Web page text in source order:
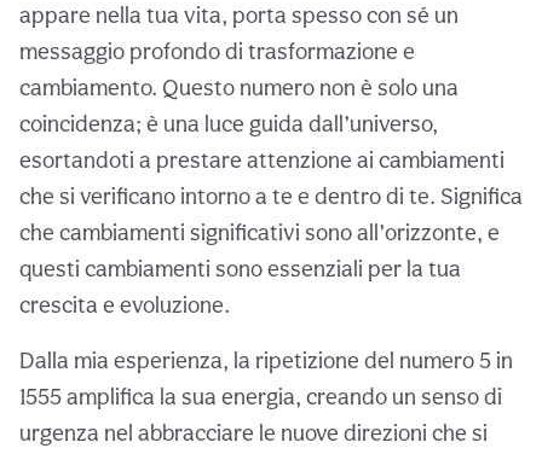
appare nella tua vita, porta spesso con sé un
messaggio profondo di trasformazione e
cambiamento. Questo numero non è solo una
coincidenza; è una luce guida dall’universo,
esortandoti a prestare attenzione ai cambiamenti
che si verificano intorno a te e dentro di te. Significa
che cambiamenti significativi sono all’orizzonte, e
questi cambiamenti sono essenziali per la tua
crescita e evoluzione.
Dalla mia esperienza, la ripetizione del numero 5 in
1555 amplifica la sua energia, creando un senso di
urgenza nel abbracciare le nuove direzioni che si